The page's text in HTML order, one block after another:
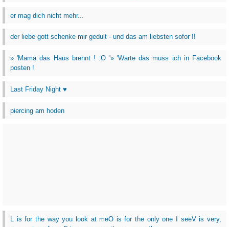
er mag dich nicht mehr...
der liebe gott schenke mir gedult - und das am liebsten sofor !!
» 'Mama das Haus brennt ! :O '» 'Warte das muss ich in Facebook
posten !
Last Friday Night ♥
piercing am hoden
L is for the way you look at meO is for the only one I seeV is very,